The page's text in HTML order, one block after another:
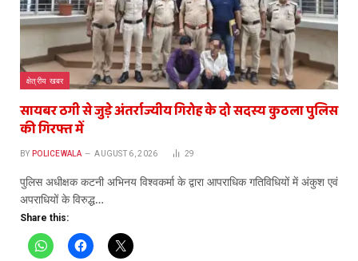
क्षेत्रीय खबर
सायबर ठगी से जुड़े अंतर्राज्यीय गिरोह के दो सदस्य कुठला पुलिस
की गिरफ्त में
BY POLICEWALA AUGUST 6, 2026 29
पुलिस अधीक्षक कटनी अभिनय विश्वकर्मा के द्वारा आपराधिक गतिविधियों में अंकुश एवं
अपराधियों के विरुद्ध…
Share this: